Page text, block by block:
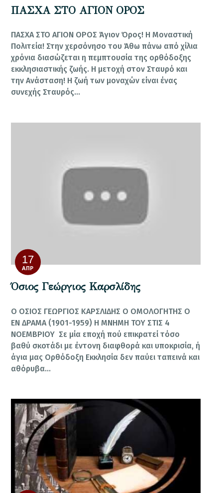
ΠΑΣΧΑ ΣΤΟ ΑΓΙΟΝ ΟΡΟΣ
ΠΑΣΧΑ ΣΤΟ ΑΓΙΟΝ ΟΡΟΣ Άγιον Όρος! Η Μοναστική
Πολιτεία! Στην χερ­σόνησο του Άθω πάνω από χίλια
χρόνια διασώζεται η πεμπτουσία της ορθόδο­ξης
εκκλησιαστικής ζωής. Η μετοχή στον Σταυρό και
την Ανάσταση! Η ζωή των μοναχών είναι ένας
συνεχής Σταυρός…
17
ΑΠΡ
Όσιος Γεώργιος Καρσλίδης
Ο ΟΣΙΟΣ ΓΕΩΡΓΙΟΣ ΚΑΡΣΛΙΔΗΣ Ο ΟΜΟΛΟΓΗΤΗΣ Ο
ΕΝ ΔΡΑΜΑ (1901-1959) Η ΜΝΗΜΗ ΤΟΥ ΣΤΙΣ 4
ΝΟΕΜΒΡΙΟΥ Σε μία εποχή πού επικρατεί τόσο
βαθύ σκοτάδι με έντονη διαφθο­ρά και υποκρισία, ή
άγια μας Ορ­θόδοξη Εκκλησία δεν παύει τα­πεινά και
αθόρυβα…